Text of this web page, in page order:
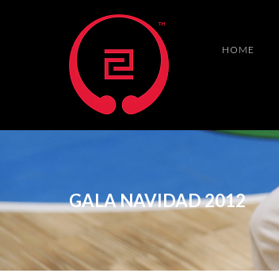
HOME
GALA NAVIDAD 2012